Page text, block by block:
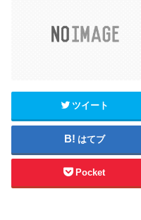
ツイート
はてブ
Pocket